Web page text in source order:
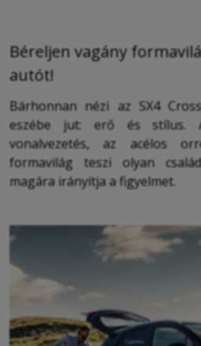
Béreljen vagány
autót!
Bárhonnan nézi az SX4
eszébe jut: erő és stílus.
vonalvezetés, az acélos
formavilág teszi olyan
magára irányítja a figyelmet.